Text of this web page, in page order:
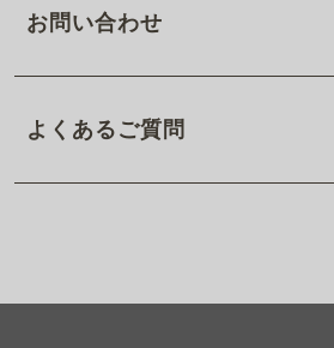
お問い合わせ
よくあるご質問